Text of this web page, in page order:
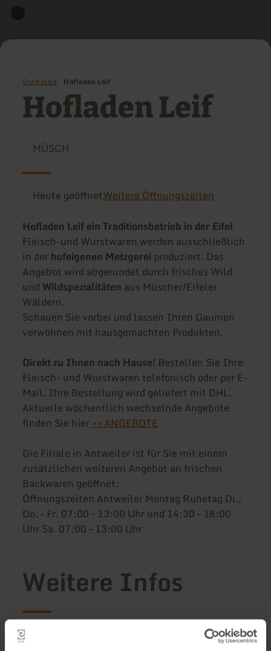
Startseite Hofladen Leif
Hofladen Leif
MÜSCH
Heute geöffnetWeitere Öffnungszeiten
Hofladen Leif ein Traditionsbetrieb in der Eifel
Fleisch-und Wurstwaren werden ausschließlich
in derhofeigenen Metzgerei produziert. Das
Angebot wird abgerundet durch frisches Wild
und Wildspezialitäten aus Müscher/Eifeler
Wäldern.
Schauen Sie vorbei und lassen Ihren Gaumen
verwöhnen mit hausgemachten Produkten.
Direkt zu Ihnen nach Hause! Bestellen Sie Ihre
Fleisch- und Wurstwaren telefonisch oder per E-
Mail. Ihre Bestellung wird geliefert mit DHL.
Aktuelle wöchentlich wechselnde Angebote
finden Sie hier>> ANGEBOTE
Die Filiale in Antweiler ist für Sie mit einem
zusätzlichen weiteren Angebot an frischen
Backwaren geöffnet:
Öffnungszeiten Antweiler Montag Ruhetag Di.,
Do. – Fr. 07:00 – 13:00 Uhr und 14:30 – 18:00
Uhr Sa. 07:00 – 13:00 Uhr
Weitere Infos